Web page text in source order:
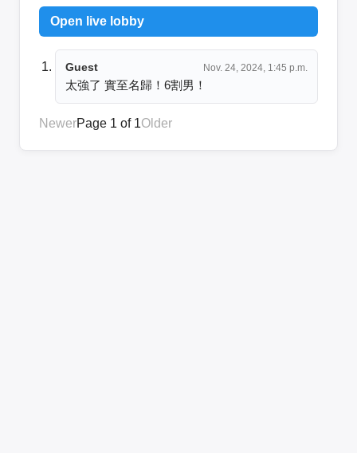
Open live lobby
Guest Nov. 24, 2024, 1:45 p.m.
太強了 實至名歸！6割男！
NewerPage 1 of 1Older